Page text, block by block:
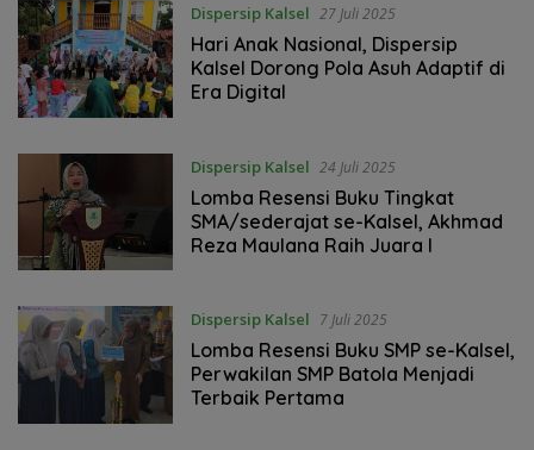
Dispersip Kalsel 27 Juli 2025
Hari Anak Nasional, Dispersip
Kalsel Dorong Pola Asuh Adaptif di
Era Digital
Dispersip Kalsel 24 Juli 2025
Lomba Resensi Buku Tingkat
SMA/sederajat se-Kalsel, Akhmad
Reza Maulana Raih Juara I
Dispersip Kalsel 7 Juli 2025
Lomba Resensi Buku SMP se-Kalsel,
Perwakilan SMP Batola Menjadi
Terbaik Pertama